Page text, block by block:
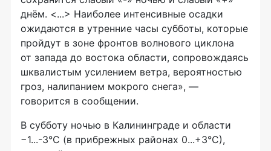
днём. <...> Наиболее интенсивные осадки
ожидаются в утренние часы субботы, которые
пройдут в зоне фронтов волнового циклона
от запада до востока области, сопровождаясь
шквалистым усилением ветра, вероятностью
гроз, налипанием мокрого снега», —
говорится в сообщении.
В субботу ночью в Калининграде и области
−1...-3°С (в прибрежных районах 0...+3°С),